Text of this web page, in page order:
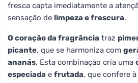
fresca capta imediatamente a
sensação de limpeza e frescura.
O coração da fragrância traz
picante, que se harmoniza com
ananás. Esta combinação cria uma
especiada e frutada, que confere